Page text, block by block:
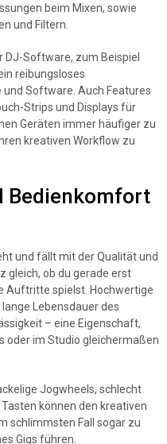
beim Mixen, sowie
und Filtern.
DJ-Software, zum Beispiel
reibungsloses
Software. Auch Features
Strips und Displays für
Geräten immer häufiger zu
kreativen Workflow zu
Bedienkomfort
und fällt mit der Qualität und
gleich, ob du gerade erst
Auftritte spielst. Hochwertige
Lebensdauer des
– eine Eigenschaft,
oder im Studio gleichermaßen
Jogwheels, schlecht
können den kreativen
schlimmsten Fall sogar zu
Gigs führen.